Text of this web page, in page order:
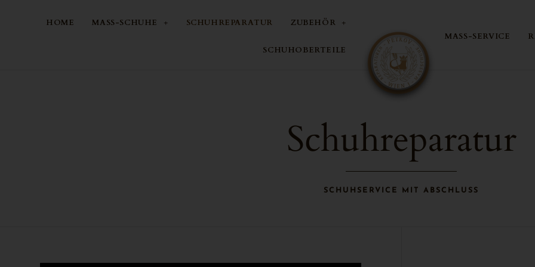
HOME MASS-SCHUHE SCHUHREPARATUR ZUBEHÖR
SCHUHOBERTEILE
MASS-SERVICE
Schuhreparatur
SCHUHSERVICE MIT ABSCHLUSS